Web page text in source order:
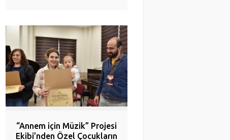
“Annem için Müzik” Projesi
Ekibi’nden Özel Çocukların